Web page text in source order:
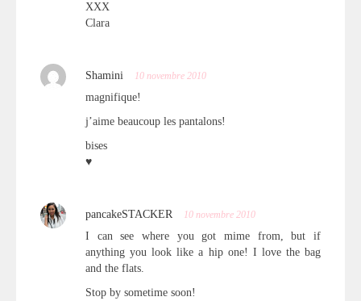
XXX
Clara
Shamini 10 novembre 2010
magnifique!
j’aime beaucoup les pantalons!
bises
♥
pancakeSTACKER 10 novembre 2010
I can see where you got mime from, but if
anything you look like a hip one! I love the bag
and the flats.
Stop by sometime soon!